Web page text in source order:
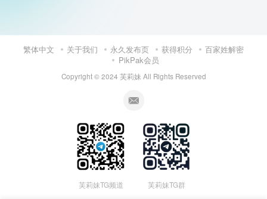
繁体中文 关于我们 永久发布页 获得积分
百家姓解密
PikPak会员
Copyright © 2024 芙莉妹 All Rights Reserved
芙莉妹TG频道 芙莉妹TG群